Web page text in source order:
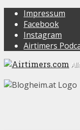
Impressum
Facebook
Instagram
Airtimers